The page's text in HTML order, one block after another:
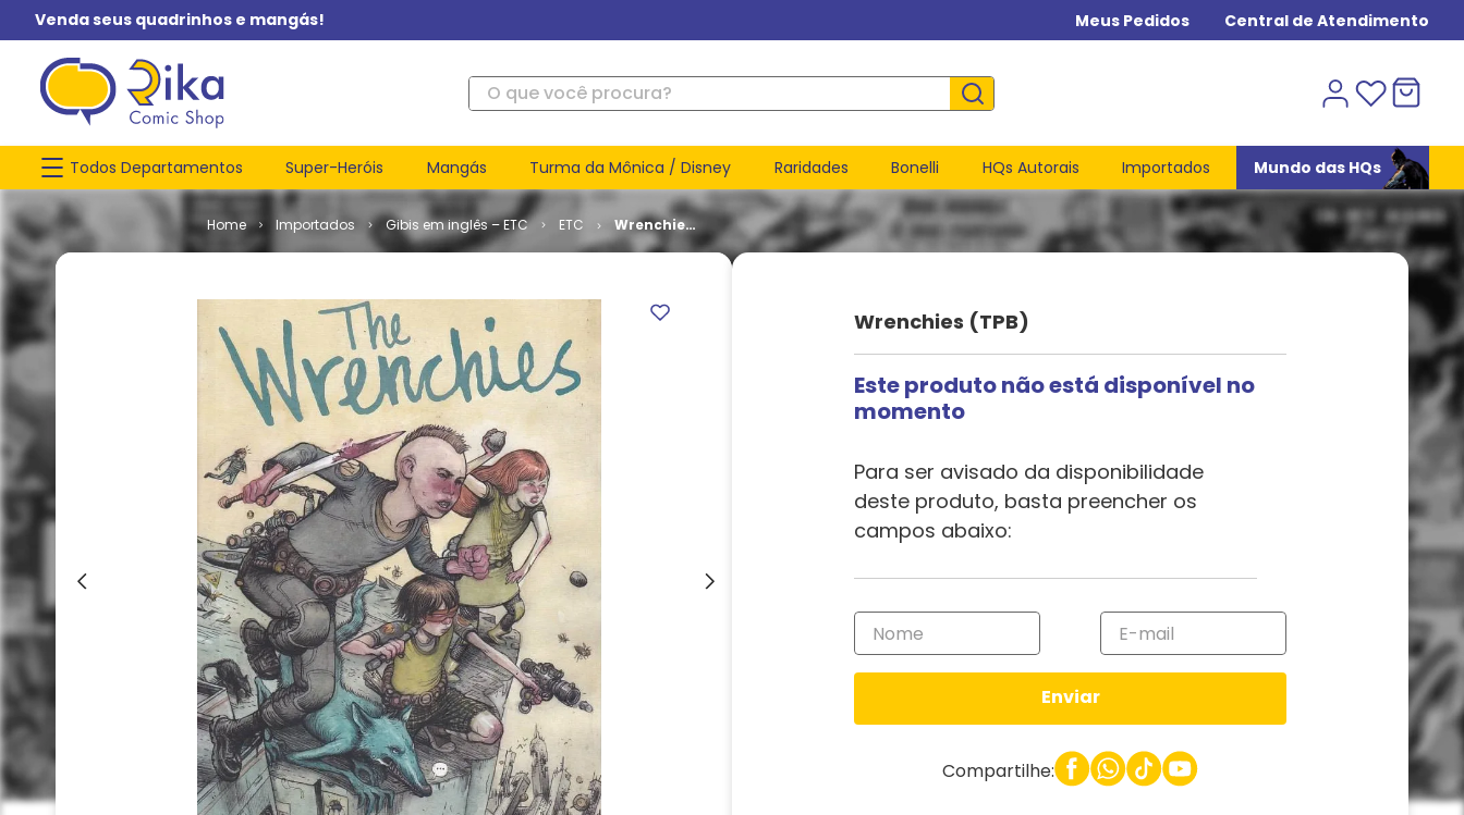
Venda seus quadrinhos e mangás! Meus Pedidos Central de Atendimento
O que você procura?
Todos Departamentos Super-Heróis Mangás Turma da Mônica / Disney Raridades Bonelli HQs Autorais Importados Mundo das HQs
Importados Gibis em inglês – ETC ETC
Wrenchies
(TPB)
Wrenchies (TPB)
Este produto não está disponível no
momento
Para ser avisado da disponibilidade
deste produto, basta preencher os
campos abaixo:
Enviar
Compartilhe: